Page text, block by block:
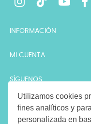
Utilizamos cookies
fines analíticos y
personalizada en
INFORMACIÓN
MI CUENTA
SÍGUENOS
LEGALES